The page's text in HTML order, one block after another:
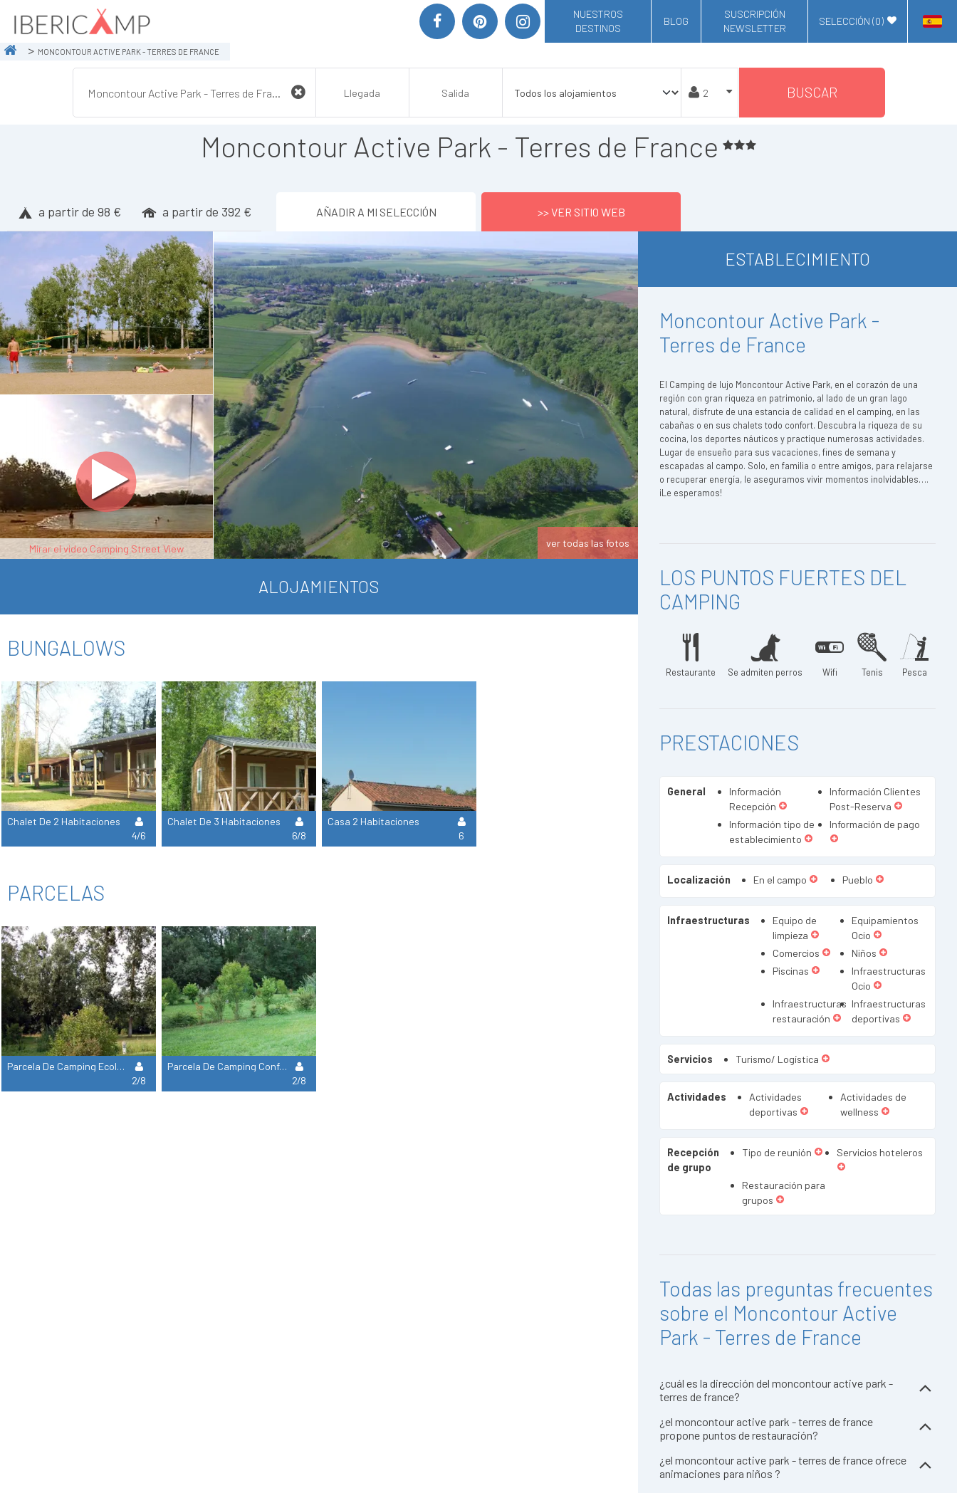
NUESTROS
DESTINOS
BLOG
SUSCRIPCIÓN
NEWSLETTER
SELECCIÓN (0)
MONCONTOUR ACTIVE PARK - TERRES DE FRANCE
BUSCAR
Moncontour Active Park - Terres de France
a partir de 98 € a partir de 392 € AÑADIR A MI SELECCIÓN >> VER SITIO WEB
Mirar el video Camping Street View ver todas las fotos
ALOJAMIENTOS
BUNGALOWS
Chalet De 2 Habitaciones
4/6
Chalet De 3 Habitaciones
6/8
Casa 2 Habitaciones
6
PARCELAS
Parcela De Camping Ecológico
2/8
Parcela De Camping Confort
2/8
ESTABLECIMIENTO
Moncontour Active Park -
Terres de France
El Camping de lujo Moncontour Active Park, en el corazón de una
región con gran riqueza en patrimonio, al lado de un gran lago
natural, disfrute de una estancia de calidad en el camping, en las
cabañas o en sus chalets todo confort. Descubra la riqueza de su
cocina, los deportes náuticos y practique numerosas actividades.
Lugar de ensueño para sus vacaciones, fines de semana y
escapadas al campo. Solo, en familia o entre amigos, para relajarse
o recuperar energía, le aseguramos vivir momentos inolvidables….
¡Le esperamos!
LOS PUNTOS FUERTES DEL
CAMPING
Restaurante Se admiten perros Wifi Tenis Pesca
PRESTACIONES
General
Información
Recepción
Información Clientes
Post-Reserva
Información tipo de
establecimiento
Información de pago
Localización En el campo Pueblo
Infraestructuras
Equipo de
limpieza
Equipamientos
Ocio
Comercios
Niños
Piscinas
Infraestructuras
Ocio
Infraestructuras
restauración
Infraestructuras
deportivas
Servicios Turismo/ Logística
Actividades
Actividades
deportivas
Actividades de
wellness
Recepción
de grupo
Tipo de reunión Servicios hoteleros
Restauración para
grupos
Todas las preguntas frecuentes
sobre el Moncontour Active
Park - Terres de France
¿cuál es la dirección del moncontour active park -
terres de france?
¿el moncontour active park - terres de france
propone puntos de restauración?
¿el moncontour active park - terres de france ofrece
animaciones para niños ?